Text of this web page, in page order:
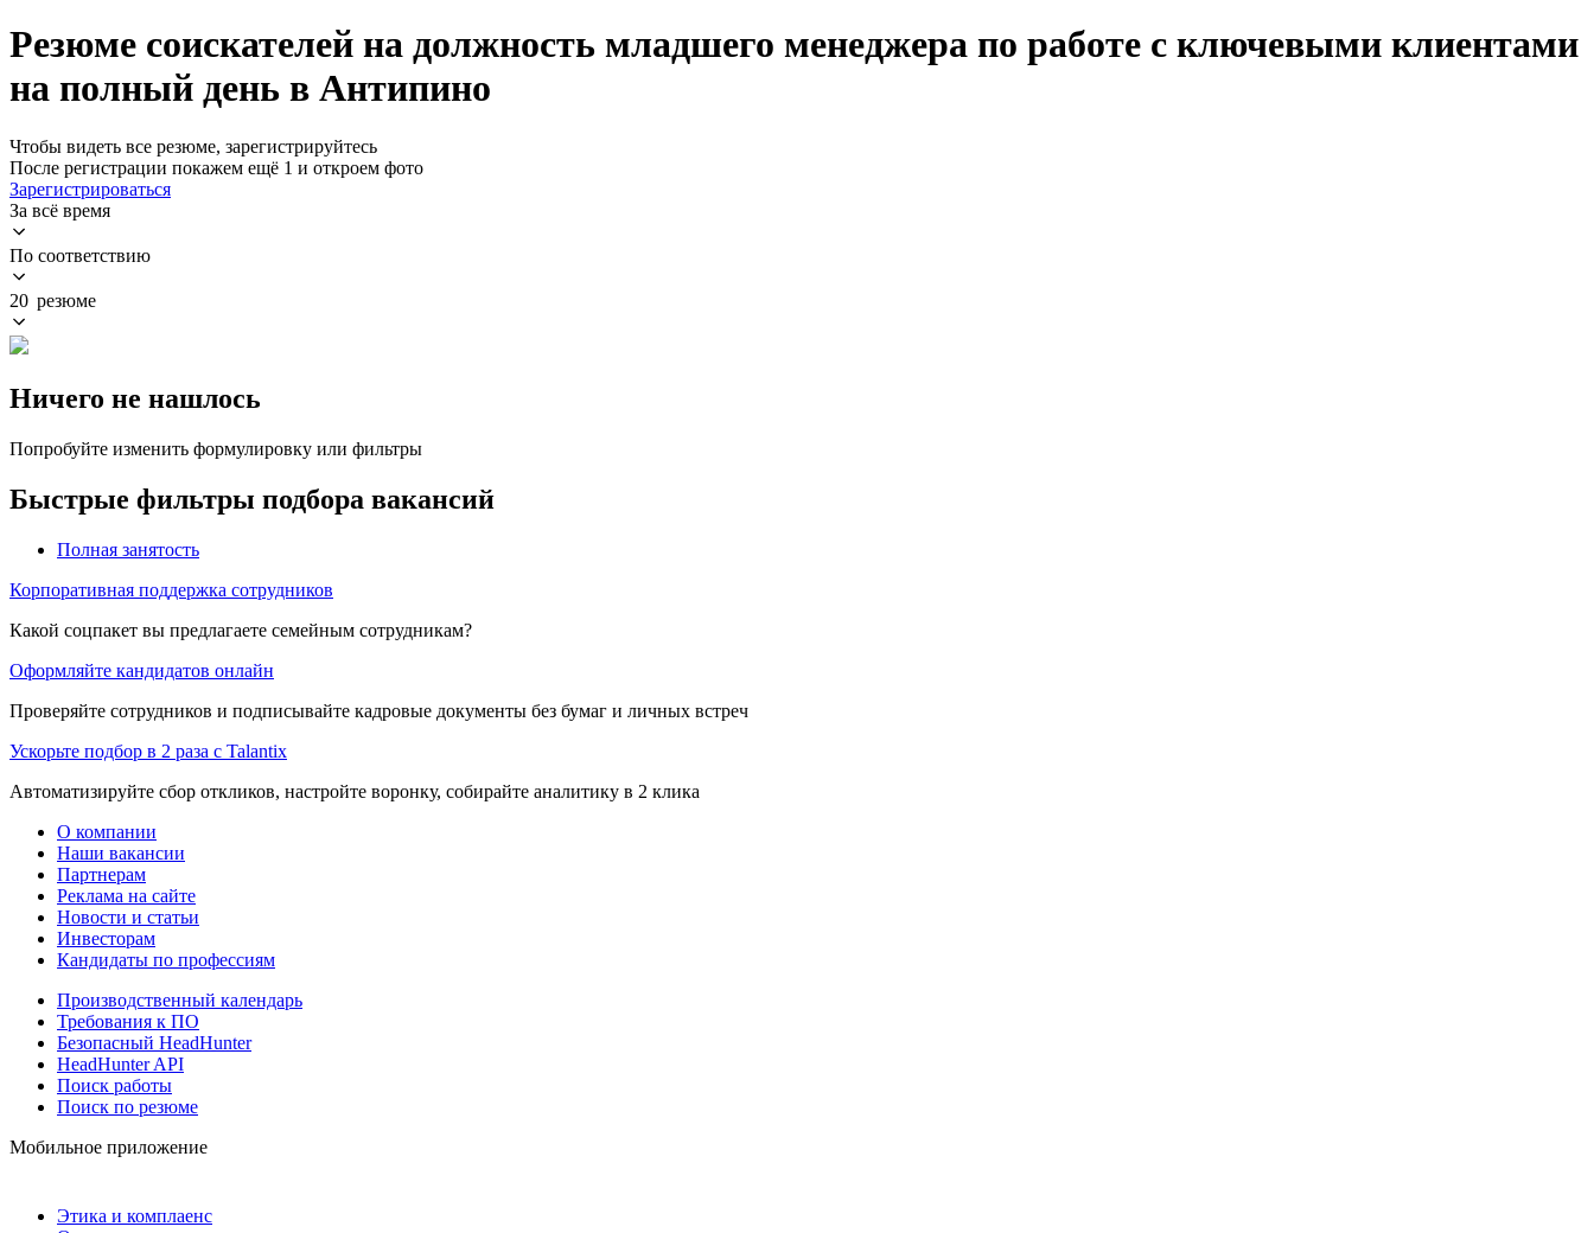
Резюме соискателей на должность младшего менеджера по работе с ключевыми клиентами
на полный день в Антипино
Чтобы видеть все резюме, зарегистрируйтесь
После регистрации покажем ещё 1 и откроем фото
Зарегистрироваться
За всё время
По соответствию
20 резюме
Ничего не нашлось
Попробуйте изменить формулировку или фильтры
Быстрые фильтры подбора вакансий
Полная занятость
Корпоративная поддержка сотрудников
Какой соцпакет вы предлагаете семейным сотрудникам?
Оформляйте кандидатов онлайн
Проверяйте сотрудников и подписывайте кадровые документы без бумаг и личных встреч
Ускорьте подбор в 2 раза с Talantix
Автоматизируйте сбор откликов, настройте воронку, собирайте аналитику в 2 клика
О компании
Наши вакансии
Партнерам
Реклама на сайте
Новости и статьи
Инвесторам
Кандидаты по профессиям
Производственный календарь
Требования к ПО
Безопасный HeadHunter
HeadHunter API
Поиск работы
Поиск по резюме
Мобильное приложение
Этика и комплаенс